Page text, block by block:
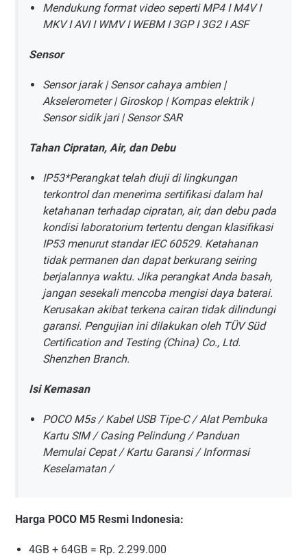
Mendukung format video seperti MP4 I M4V I
MKV I AVI I WMV I WEBM I 3GP I 3G2 I ASF
Sensor
Sensor jarak | Sensor cahaya ambien |
Akselerometer | Giroskop | Kompas elektrik |
Sensor sidik jari | Sensor SAR
Tahan Cipratan, Air, dan Debu
IP53*Perangkat telah diuji di lingkungan
terkontrol dan menerima sertifikasi dalam hal
ketahanan terhadap cipratan, air, dan debu pada
kondisi laboratorium tertentu dengan klasifikasi
IP53 menurut standar IEC 60529. Ketahanan
tidak permanen dan dapat berkurang seiring
berjalannya waktu. Jika perangkat Anda basah,
jangan sesekali mencoba mengisi daya baterai.
Kerusakan akibat terkena cairan tidak dilindungi
garansi. Pengujian ini dilakukan oleh TÜV Süd
Certification and Testing (China) Co., Ltd.
Shenzhen Branch.
Isi Kemasan
POCO M5s / Kabel USB Tipe-C / Alat Pembuka
Kartu SIM / Casing Pelindung / Panduan
Memulai Cepat / Kartu Garansi / Informasi
Keselamatan /
Harga POCO M5 Resmi Indonesia:
4GB + 64GB = Rp. 2.299.000